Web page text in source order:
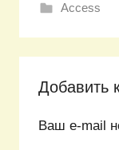
Access
Добавить
Ваш e-mail